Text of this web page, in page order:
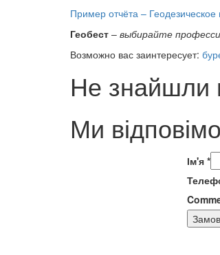
Пример отчёта –
Геобест – выбирайте
Возможно вас заинтересует:
Не знайшли
Ми
Ім'я *